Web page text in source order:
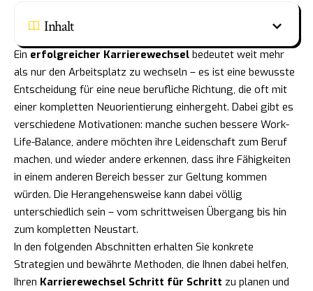
Inhalt
Ein erfolgreicher Karrierewechsel bedeutet weit mehr
als nur den Arbeitsplatz zu wechseln – es ist eine bewusste
Entscheidung für eine neue berufliche Richtung, die oft mit
einer kompletten Neuorientierung einhergeht. Dabei gibt es
verschiedene Motivationen: manche suchen bessere Work-
Life-Balance, andere möchten ihre Leidenschaft zum Beruf
machen, und wieder andere erkennen, dass ihre Fähigkeiten
in einem anderen Bereich besser zur Geltung kommen
würden. Die Herangehensweise kann dabei völlig
unterschiedlich sein – vom schrittweisen Übergang bis hin
zum kompletten Neustart.
In den folgenden Abschnitten erhalten Sie konkrete
Strategien und bewährte Methoden, die Ihnen dabei helfen,
Ihren Karrierewechsel Schritt für Schritt zu planen und